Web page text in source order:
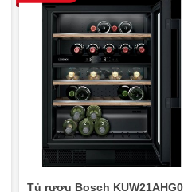
Tủ rượu Bosch KUW21AHG0